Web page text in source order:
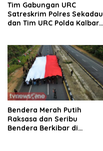
Tim Gabungan URC
Satreskrim Polres Sekadau
dan Tim URC Polda Kalbar
Bendera Merah Putih
Raksasa dan Seribu
Bendera Berkibar di